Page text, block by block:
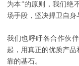
为本”的原则，我们绝
场手段，坚决捍卫自身
我们也呼吁各合作伙
起，用真正的优质产
靠的基石。